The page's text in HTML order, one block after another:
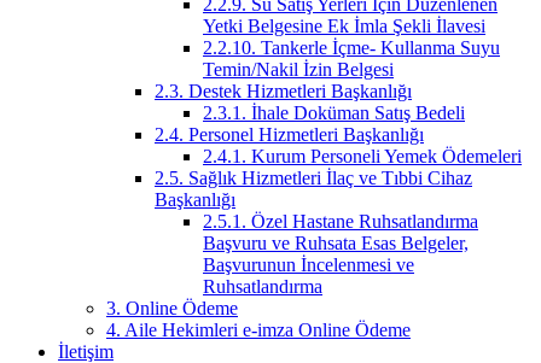
2.2.9. Su Satış Yerleri İçin Düzenlenen
Yetki Belgesine Ek İmla Şekli İlavesi
2.2.10. Tankerle İçme- Kullanma Suyu
Temin/Nakil İzin Belgesi
2.3. Destek Hizmetleri Başkanlığı
2.3.1. İhale Doküman Satış Bedeli
2.4. Personel Hizmetleri Başkanlığı
2.4.1. Kurum Personeli Yemek Ödemeleri
2.5. Sağlık Hizmetleri İlaç ve Tıbbi Cihaz
Başkanlığı
2.5.1. Özel Hastane Ruhsatlandırma
Başvuru ve Ruhsata Esas Belgeler,
Başvurunun İncelenmesi ve
Ruhsatlandırma
3. Online Ödeme
4. Aile Hekimleri e-imza Online Ödeme
İletişim